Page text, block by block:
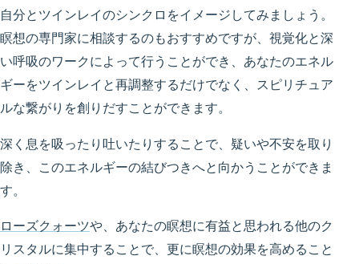
自分とツインレイのシンクロをイメージしてみましょう。
瞑想の専門家に相談するのもおすすめですが、視覚化と深
い呼吸のワークによって行うことができ、あなたのエネル
ギーをツインレイと再調整するだけでなく、スピリチュア
ルな繋がりを創りだすことができます。
深く息を吸ったり吐いたりすることで、疑いや不安を取り
除き、このエネルギーの結びつきへと向かうことができま
す。
ローズクォーツや、あなたの瞑想に有益と思われる他のク
リスタルに集中することで、更に瞑想の効果を高めること